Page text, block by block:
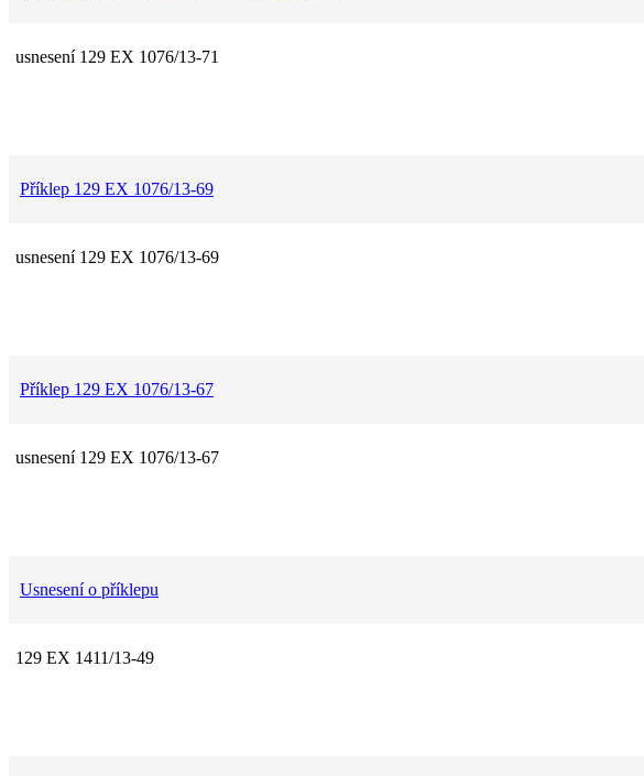
usnesení 129 EX 1076/13-71
Příklep 129 EX 1076/13-69
usnesení 129 EX 1076/13-69
Příklep 129 EX 1076/13-67
usnesení 129 EX 1076/13-67
Usnesení o příklepu
129 EX 1411/13-49